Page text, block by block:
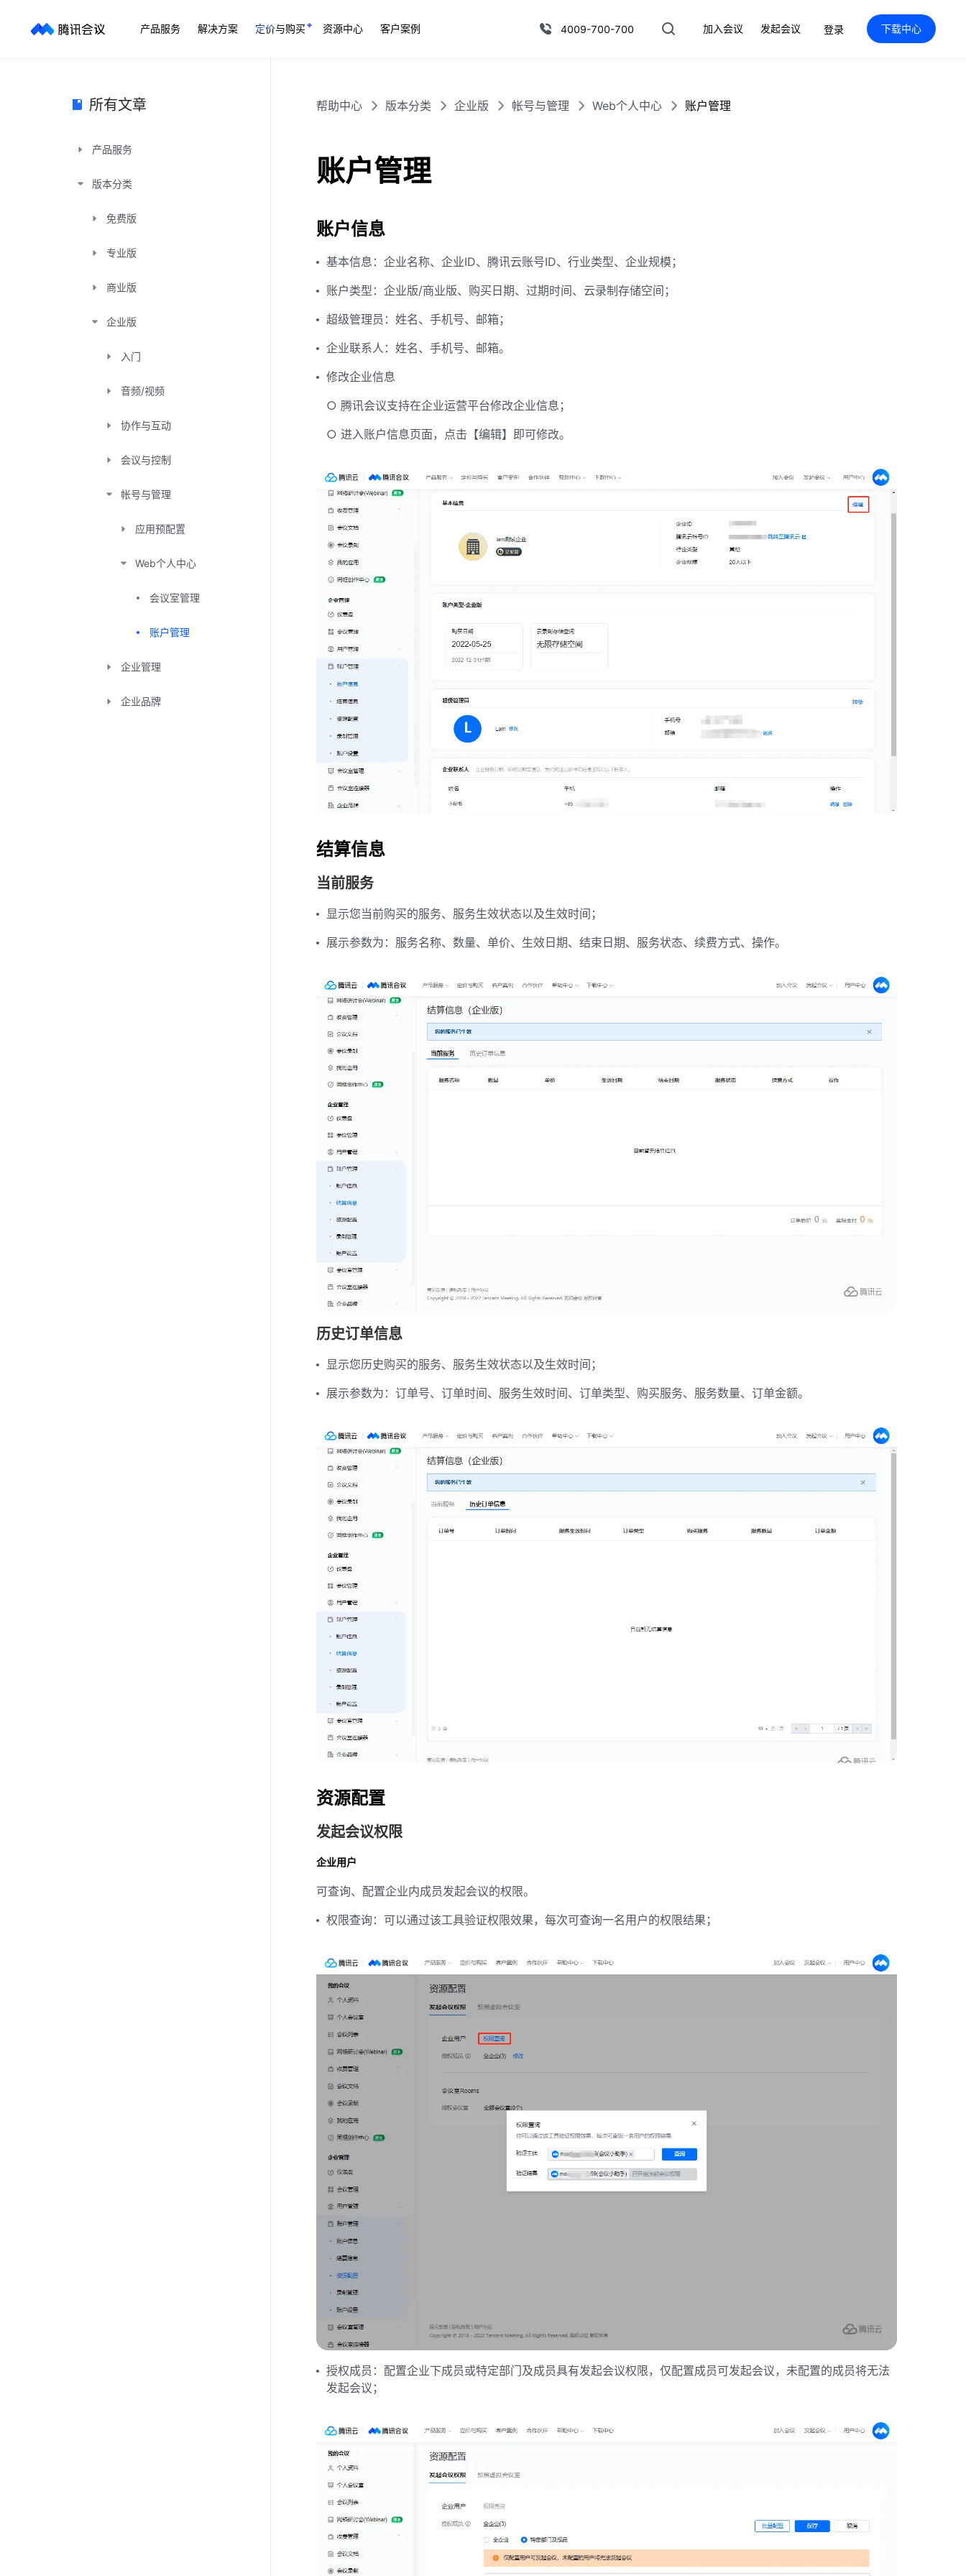
产品服务 解决方案 定价与购买 资源中心 客户案例 4009-700-700 加入会议 发起会议 登录 下载中心
所有文章
产品服务
版本分类
免费版
专业版
商业版
企业版
入门
音频/视频
协作与互动
会议与控制
帐号与管理
应用预配置
Web个人中心
会议室管理
账户管理
企业管理
企业品牌
帮助中心 版本分类 企业版 帐号与管理 Web个人中心 账户管理
账户管理
账户信息
基本信息：企业名称、企业ID、腾讯云账号ID、行业类型、企业规模；
账户类型：企业版/商业版、购买日期、过期时间、云录制存储空间；
超级管理员：姓名、手机号、邮箱；
企业联系人：姓名、手机号、邮箱。
修改企业信息
○ 腾讯会议支持在企业运营平台修改企业信息；
○ 进入账户信息页面，点击【编辑】即可修改。
结算信息
当前服务
显示您当前购买的服务、服务生效状态以及生效时间；
展示参数为：服务名称、数量、单价、生效日期、结束日期、服务状态、续费方式、操作。
历史订单信息
显示您历史购买的服务、服务生效状态以及生效时间；
展示参数为：订单号、订单时间、服务生效时间、订单类型、购买服务、服务数量、订单金额。
资源配置
发起会议权限
企业用户
可查询、配置企业内成员发起会议的权限。
权限查询：可以通过该工具验证权限效果，每次可查询一名用户的权限结果；
授权成员：配置企业下成员或特定部门及成员具有发起会议权限，仅配置成员可发起会议，未配置的成员将无法
发起会议；